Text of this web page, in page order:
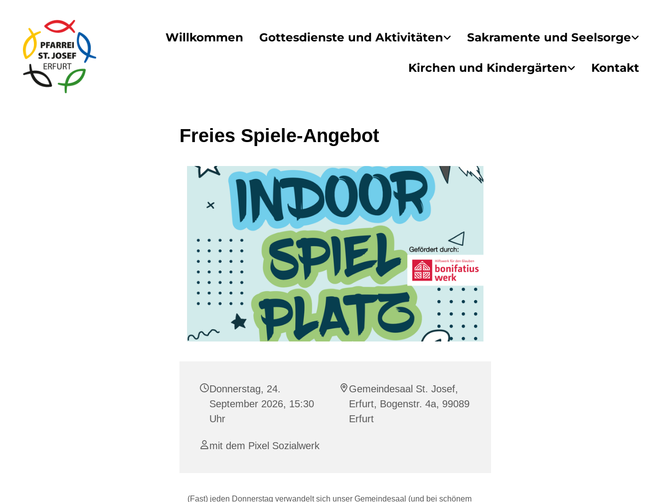
Willkommen Gottesdienste und Aktivitäten Sakramente und Seelsorge
Kirchen und Kindergärten Kontakt
Freies Spiele-Angebot
Donnerstag, 24.
September 2026, 15:30
Uhr
Gemeindesaal St. Josef,
Erfurt, Bogenstr. 4a, 99089
Erfurt
mit dem Pixel Sozialwerk
(Fast) jeden Donnerstag verwandelt sich unser Gemeindesaal (und bei schönem